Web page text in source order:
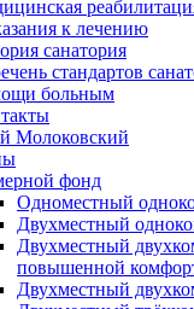
к лечению
санатория
стандартов
больным
Молоковский
фонд
Одноместный
Двухместный
Двухместный
повышенной
Двухместный